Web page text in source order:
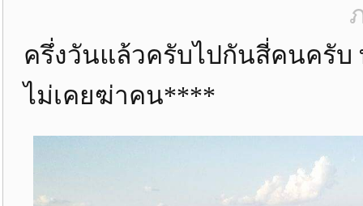
ครึ่งวันแล้วครับไปกันสี่คนครั
ไม่เคยฆ่าคน****